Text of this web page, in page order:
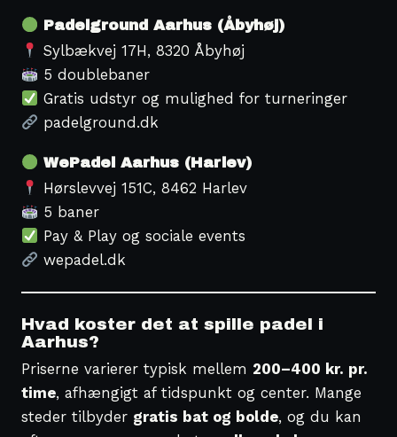
Padelground Aarhus (Åbyhøj)
Sylbækvej 17H, 8320 Åbyhøj
5 doublebaner
Gratis udstyr og mulighed for turneringer
padelground.dk
WePadel Aarhus (Harlev)
Hørslevvej 151C, 8462 Harlev
5 baner
Pay & Play og sociale events
wepadel.dk
Hvad koster det at spille padel i
Aarhus?
Priserne varierer typisk mellem 200–400 kr. pr.
time, afhængigt af tidspunkt og center. Mange
steder tilbyder gratis bat og bolde, og du kan